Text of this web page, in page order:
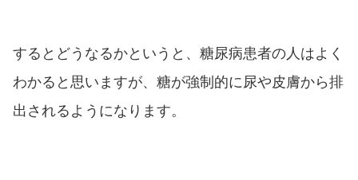
するとどうなるかというと、糖尿病患者の人はよく
わかると思いますが、糖が強制的に尿や皮膚から排
出されるようになります。